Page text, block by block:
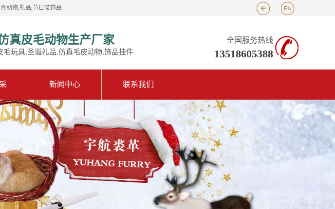
动物,礼品,节日装饰品
真皮毛动物生产厂家
毛玩具,圣诞礼品,仿真毛皮动物,饰品挂件
全国服务热线
13518605388
新闻中心 联系我们